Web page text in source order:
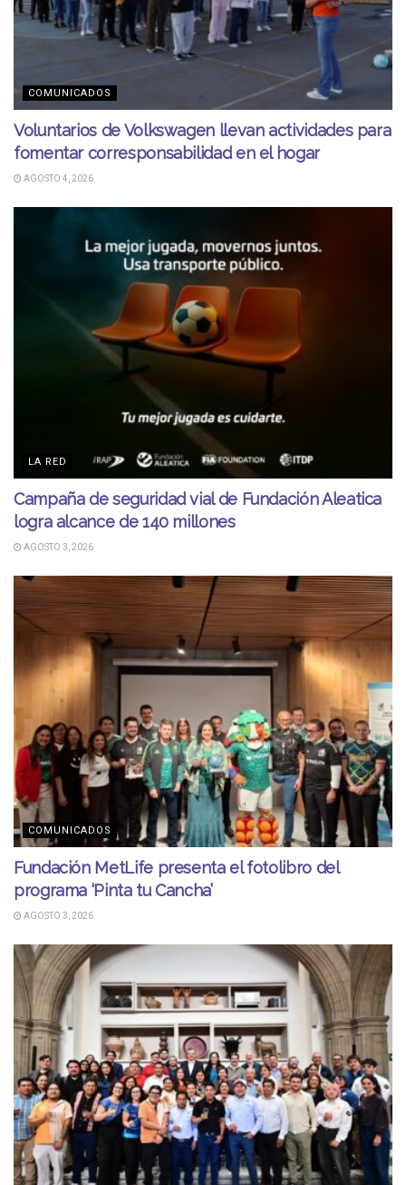
COMUNICADOS
Voluntarios de Volkswagen llevan actividades para
fomentar corresponsabilidad en el hogar
AGOSTO 4, 2026
LA RED
Campaña de seguridad vial de Fundación Aleatica
logra alcance de 140 millones
AGOSTO 3, 2026
COMUNICADOS
Fundación MetLife presenta el fotolibro del
programa ‘Pinta tu Cancha’
AGOSTO 3, 2026